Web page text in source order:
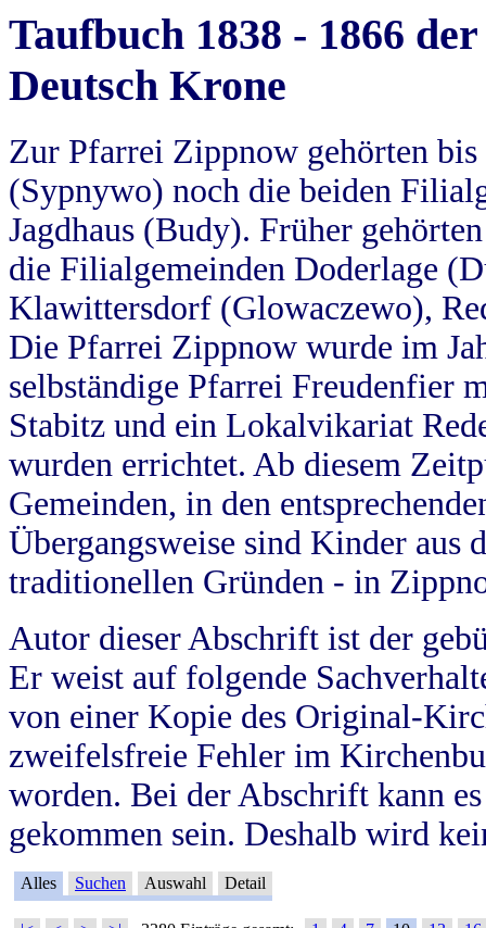
Taufbuch 1838 - 1866
Deutsch Krone
Zur Pfarrei Zippnow gehörten
(Sypnywo) noch die beiden
Jagdhaus (Budy). Früher
die Filialgemeinden Doderlage
Klawittersdorf (Glowaczewo),
Die Pfarrei Zippnow wurde im
selbständige Pfarrei Freudenfier
Stabitz und ein Lokalvikariat
wurden errichtet. Ab diesem
Gemeinden, in den
Übergangsweise sind Kinder aus
traditionellen Gründen - in
Autor dieser Abschrift ist der
Er weist auf folgende
von einer Kopie des Original-
zweifelsfreie Fehler im
worden. Bei der Abschrift kann
gekommen sein. Deshalb wird
Alles Suchen Auswahl Detail